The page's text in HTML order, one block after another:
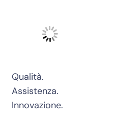
Qualità.
Assistenza.
Innovazione.